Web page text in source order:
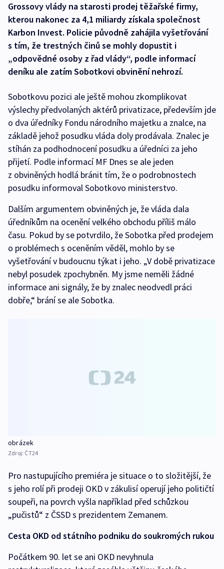
Grossovy vlády na starosti prodej těžařské firmy,
kterou nakonec za 4,1 miliardy získala společnost
Karbon Invest. Policie původně zahájila vyšetřování
s tím, že trestných činů se mohly dopustit i
„odpovědné osoby z řad vlády“, podle informací
deníku ale zatím Sobotkovi obvinění nehrozí.
Sobotkovu pozici ale ještě mohou zkomplikovat
výslechy předvolaných aktérů privatizace, především jde
o dva úředníky Fondu národního majetku a znalce, na
základě jehož posudku vláda doly prodávala. Znalec je
stíhán za podhodnocení posudku a úředníci za jeho
přijetí. Podle informací MF Dnes se ale jeden
z obviněných hodlá bránit tím, že o podrobnostech
posudku informoval Sobotkovo ministerstvo.
Dalším argumentem obviněných je, že vláda dala
úředníkům na ocenění velkého obchodu příliš málo
času. Pokud by se potvrdilo, že Sobotka před prodejem
o problémech s oceněním věděl, mohlo by se
vyšetřování v budoucnu týkat i jeho. „V době privatizace
nebyl posudek zpochybněn. My jsme neměli žádné
informace ani signály, že by znalec neodvedl práci
dobře,“ brání se ale Sobotka.
obrázek
Zdroj: ČT24
Pro nastupujícího premiéra je situace o to složitější, že
s jeho rolí při prodeji OKD v zákulisí operují jeho političtí
soupeři, na povrch vyšla například před schůzkou
„pučistů“ z ČSSD s prezidentem Zemanem.
Cesta OKD od státního podniku do soukromých rukou
Počátkem 90. let se ani OKD nevyhnula